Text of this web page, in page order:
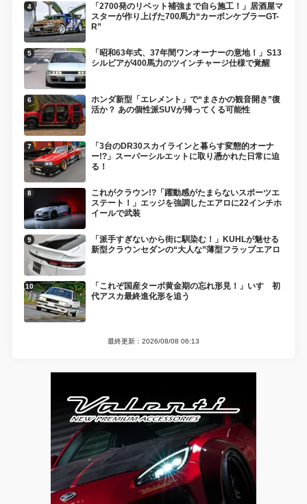
「2700発のリベット補強まで自ら施工！」居酒屋マ
スターが作り上げた700馬力“カーボンケブラーGT-
R”
「昭和63年式、37年間ワンオーナーの意地！」S13
シルビアが400馬力のツインチャージ仕様で覚醒
ホンダ新型「エレメント」で“まさかの観音開き”復
活か？ あの個性派SUVが帰ってくる可能性
「3台のDR30スカイラインと暮らす変態的オーナ
ー!?」スーパーシルエットに取り憑かれた日常に迫
る！
これがクラウン!?「躍動感がたまらないスポーツエ
ステート！」エッジを強調したエアロに22インチホ
イールで武装
「派手すぎないから街に馴染む！」KUHLが魅せる
新型クラウンセダンの“大人な”薄型フラップエアロ
「これぞ国産ターボ黄金期の忘れ形見！」いすゞ初
代アスカ最終進化形を追う
最終更新：2026/08/08 06:13